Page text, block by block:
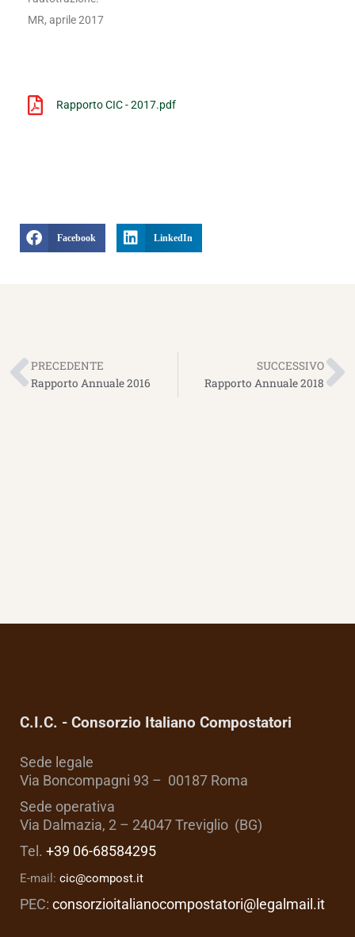
MR, aprile 2017
Rapporto CIC - 2017.pdf
Facebook LinkedIn
Precedente
PRECEDENTE
Rapporto Annuale 2016
SUCCESSIVO
Rapporto Annuale 2018
C.I.C. - Consorzio Italiano Compostatori
Sede legale
Via Boncompagni 93 – 00187 Roma
Sede operativa
Via Dalmazia, 2 – 24047 Treviglio (BG)
Tel. +39 06-68584295
E-mail: cic@compost.it
PEC: consorzioitalianocompostatori@legalmail.it